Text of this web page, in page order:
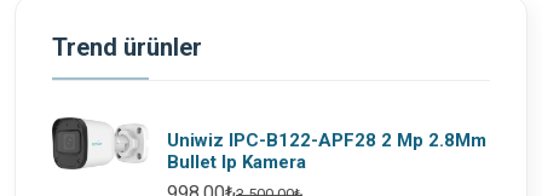
Trend ürünler
Uniwiz IPC-B122-APF28 2 Mp 2.8Mm
Bullet Ip Kamera